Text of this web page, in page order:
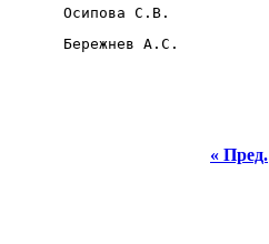
Осипова С.В.
Бережнев А.С.
« Пред.